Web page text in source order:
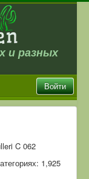
и разных
Войти
C 062
1,925